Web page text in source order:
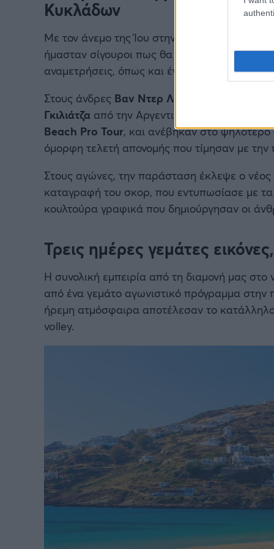
Κυκλάδων
Με τον άνεμο της Ίου στην εξίσωση, που
ήμασταν σίγουροι πως θα
αναμετρήσεις, όπως και έγινε.
Στους άνδρες Βαν Ντερ Λου
Γκιλιάτζα από την Αργεντινή, κατέκτησαν τα
Beach Pro Tour, και ανέβηκαν στο
όμορφη τελετή απονομής που τίμησαν με την
Στους αγώνες, την παράσταση έκλεψε ο νέος
καταγραφή του σκορ, που εντυπωσίασε με
κουλτούρα γραφικά που δημιούργησαν οι
Τρεις ημέρες γεμάτες
Η συνολική εμπειρία από τη διαμονή μας
από ένα γεμάτο αγωνιστικό πρόγραμμα
ήρεμη ατμόσφαιρα αποτέλεσαν το
volley.